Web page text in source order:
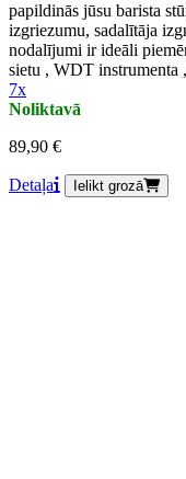
papildinās jūsu barista
izgriezumu, sadalītāja
nodalījumi ir ideāli
sietu , WDT instrumenta
7x
Noliktavā
89,90 €
Detaļa Ielikt grozā